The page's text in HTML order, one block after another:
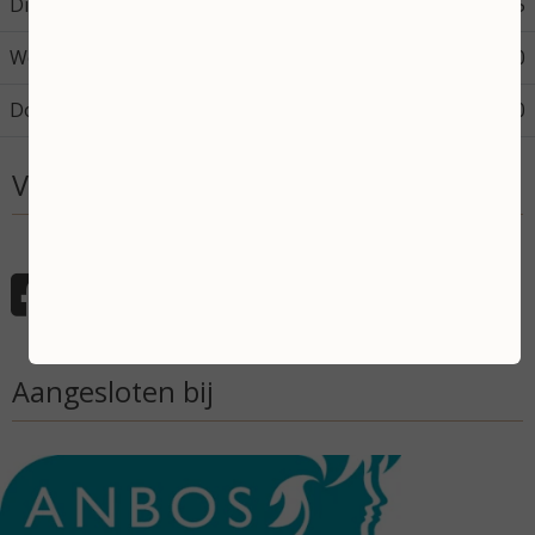
Woensdag
17:30
Donderdag
12:00
Volg mij
Aangesloten bij